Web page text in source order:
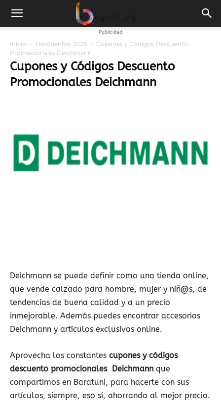
Publicidad
Inicio Descuentos 2026
Cupones y Códigos Descuento
Promocionales Deichmann
Cupones y Códigos Descuento
Promocionales Deichmann
Deichmann se puede definir como una tienda online,
que vende calzado para hombre, mujer y niñ@s, de
tendencias de buena calidad y a un precio
inmejorable. Además puedes encontrar accesorios
Deichmann y artículos exclusivos online.
Aprovecha los constantes cupones y códigos
descuento promocionales Deichmann que
compartimos en Baratuni, para hacerte con sus
artículos, siempre, eso sí, ahorrando al mejor precio.